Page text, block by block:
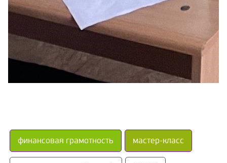
финансовая грамотность мастер-класс